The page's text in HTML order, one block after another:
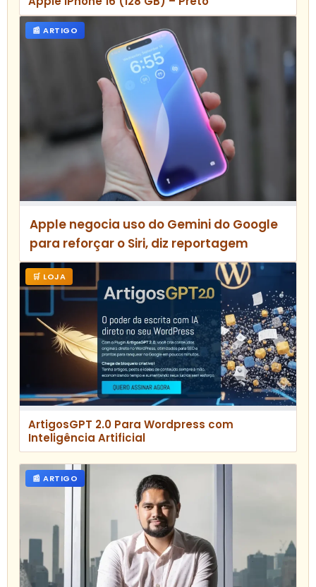
📰 ARTIGO
Apple negocia uso do Gemini do Google
para reforçar o Siri, diz reportagem
🛒 LOJA
ArtigosGPT 2.0 Para Wordpress com
Inteligência Artificial
📰 ARTIGO